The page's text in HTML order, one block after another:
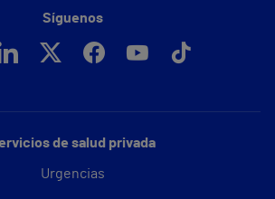
de salud privada
Urgencias
Síguenos